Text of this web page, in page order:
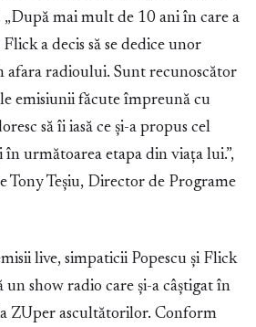
mai mult de 10 ani în care a
a decis să se dedice unor
afara radioului. Sunt recunoscător
emisiunii făcute împreună cu
să îi iasă ce și-a propus cel
următoarea etapa din viața lui.”,
Tony Teșiu, Director de Programe
live, simpaticii Popescu și Flick
show radio care și-a câștigat în
ZUper ascultătorilor. Conform